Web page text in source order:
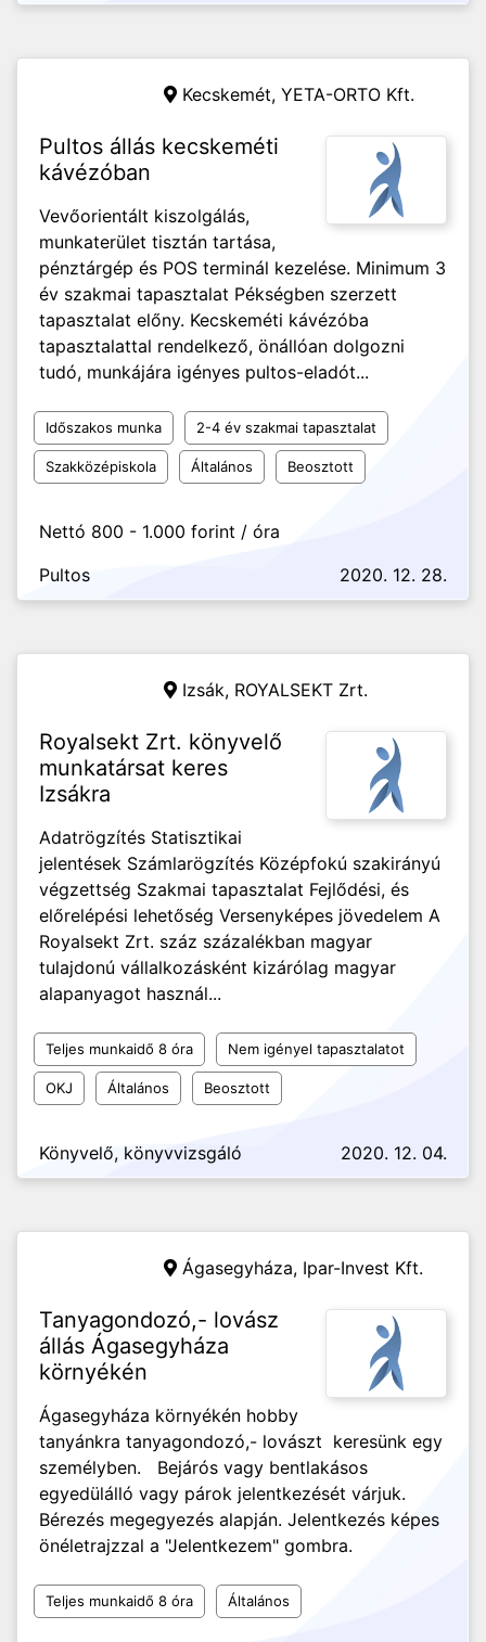
Kecskemét, YETA-ORTO Kft.
Pultos állás kecskeméti
kávézóban
Vevőorientált kiszolgálás,
munkaterület tisztán tartása,
pénztárgép és POS terminál kezelése. Minimum 3
év szakmai tapasztalat Pékségben szerzett
tapasztalat előny. Kecskeméti kávézóba
tapasztalattal rendelkező, önállóan dolgozni
tudó, munkájára igényes pultos-eladót...
Időszakos munka 2-4 év szakmai tapasztalat
Szakközépiskola Általános Beosztott
Nettó 800 - 1.000 forint / óra
Pultos
2020. 12. 28.
Izsák, ROYALSEKT Zrt.
Royalsekt Zrt. könyvelő
munkatársat keres
Izsákra
Adatrögzítés Statisztikai
jelentések Számlarögzítés Középfokú szakirányú
végzettség Szakmai tapasztalat Fejlődési, és
előrelépési lehetőség Versenyképes jövedelem A
Royalsekt Zrt. száz százalékban magyar
tulajdonú vállalkozásként kizárólag magyar
alapanyagot használ...
Teljes munkaidő 8 óra Nem igényel tapasztalatot
OKJ Általános Beosztott
Könyvelő, könyvvizsgáló 2020. 12. 04.
Ágasegyháza, Ipar-Invest Kft.
Tanyagondozó,- lovász
állás Ágasegyháza
környékén
Ágasegyháza környékén hobby
tanyánkra tanyagondozó,- lovászt keresünk egy
személyben. Bejárós vagy bentlakásos
egyedülálló vagy párok jelentkezését várjuk.
Bérezés megegyezés alapján. Jelentkezés képes
önéletrajzzal a "Jelentkezem" gombra.
Teljes munkaidő 8 óra Általános